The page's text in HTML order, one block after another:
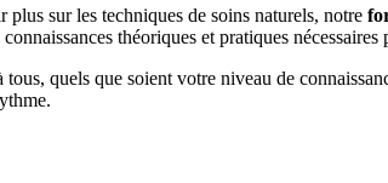
plus sur les techniques de soins naturels, notre
théoriques et pratiques
quels que soient votre niveau de